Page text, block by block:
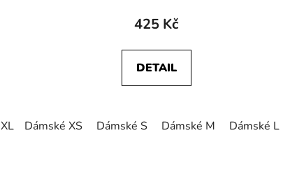
425 Kč
DETAIL
Dámské XS Dámské S Dámské M Dámské L